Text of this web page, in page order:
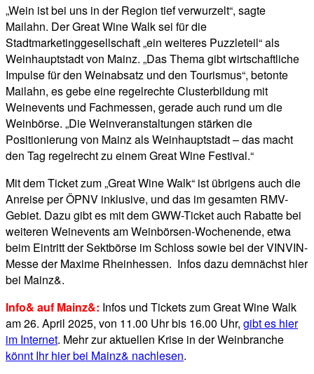
„Wein ist bei uns in der Region tief verwurzelt“, sagte
Mailahn. Der Great Wine Walk sei für die
Stadtmarketinggesellschaft „ein weiteres Puzzleteil“ als
Weinhauptstadt von Mainz. „Das Thema gibt wirtschaftliche
Impulse für den Weinabsatz und den Tourismus“, betonte
Mailahn, es gebe eine regelrechte Clusterbildung mit
Weinevents und Fachmessen, gerade auch rund um die
Weinbörse. „Die Weinveranstaltungen stärken die
Positionierung von Mainz als Weinhauptstadt – das macht
den Tag regelrecht zu einem Great Wine Festival.“
Mit dem Ticket zum „Great Wine Walk“ ist übrigens auch die
Anreise per ÖPNV inklusive, und das im gesamten RMV-
Gebiet. Dazu gibt es mit dem GWW-Ticket auch Rabatte bei
weiteren Weinevents am Weinbörsen-Wochenende, etwa
beim Eintritt der Sektbörse im Schloss sowie bei der VINVIN-
Messe der Maxime Rheinhessen. Infos dazu demnächst hier
bei Mainz&.
Info& auf Mainz&: Infos und Tickets zum Great Wine Walk
am 26. April 2025, von 11.00 Uhr bis 16.00 Uhr, gibt es hier
im Internet. Mehr zur aktuellen Krise in der Weinbranche
könnt Ihr hier bei Mainz& nachlesen.